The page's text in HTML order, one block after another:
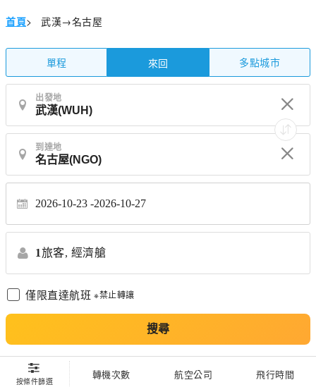
首頁> 武漢→名古屋
單程 來回 多點城市
出發地
到達地
2026-10-23 2026-10-27
1旅客, 經濟艙
僅限直達航班 ※禁止轉讓
搜尋
按條件篩選
轉機次數 航空公司 飛行時間